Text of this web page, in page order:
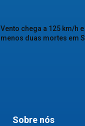
Vento chega a 125 km/h
menos duas mortes em
Sobre nós